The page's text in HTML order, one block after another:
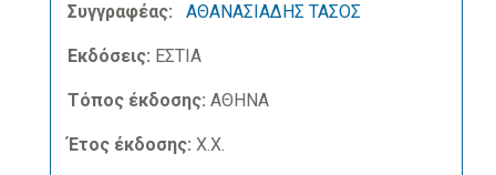
Συγγραφέας: ΑΘΑΝΑΣΙΑΔΗΣ ΤΑΣΟΣ
Εκδόσεις: ΕΣΤΙΑ
Τόπος έκδοσης: ΑΘΗΝΑ
Έτος έκδοσης: Χ.Χ.